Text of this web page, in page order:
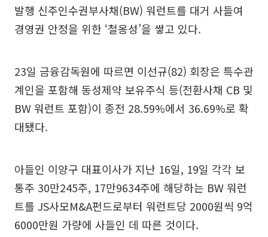
발행 신주인수권부사채(BW) 워런트를 대거 사들여
경영권 안정을 위한 ‘철옹성’을 쌓고 있다.
23일 금융감독원에 따르면 이선규(82) 회장은 특수관
계인을 포함해 동성제약 보유주식 등(전환사채 CB 및
BW 워런트 포함)이 종전 28.59%에서 36.69%로 확
대됐다.
아들인 이양구 대표이사가 지난 16일, 19일 각각 보
통주 30만245주, 17만9634주에 해당하는 BW 워런
트를 JS사모M&A펀드로부터 워런트당 2000원씩 9억
6000만원 가량에 사들인 데 따른 것이다.